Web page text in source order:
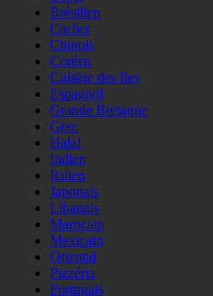
Brésilien
Cacher
Chinois
Coréen
Cuisine des Iles
Espagnol
Grande Bretagne
Grec
Halal
Indien
Italien
Japonais
Libanais
Marocain
Mexicain
Oriental
Pizzéria
Portugais